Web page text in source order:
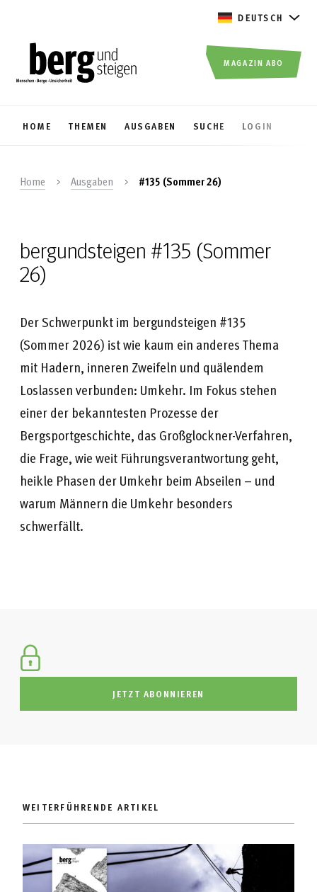
DEUTSCH
HOME THEMEN AUSGABEN SUCHE LOGIN
MAGAZIN ABO
Home Ausgaben #135 (Sommer 26)
bergundsteigen #135 (Sommer
26)
Der Schwerpunkt im bergundsteigen #135
(Sommer 2026) ist wie kaum ein anderes Thema
mit Hadern, inneren Zweifeln und quälendem
Loslassen verbunden: Umkehr. Im Fokus stehen
einer der bekanntesten Prozesse der
Bergsportgeschichte, das Großglockner-Verfahren,
die Frage, wie weit Führungsverantwortung geht,
heikle Phasen der Umkehr beim Abseilen – und
warum Männern die Umkehr besonders
schwerfällt.
JETZT ABONNIEREN
WEITERFÜHRENDE ARTIKEL